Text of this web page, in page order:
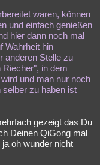
waren, können
und einfach genießen
hier dann noch mal
Wahrheit hin
anderen Stelle zu
in dem
und man nur noch
zu haben ist
gezeigt das Du
Deinen QiGong mal
oh wunder nicht